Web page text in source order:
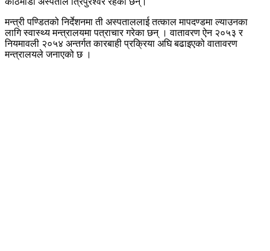
मन्त्री पण्डितको निर्देशनमा ती अस्पताललाई तत्काल मापदण्डमा ल्याउनका
लागि स्वास्थ्य मन्त्रालयमा पत्राचार गरेका छन् । वातावरण ऐन २०५३ र
नियमावली २०५४ अन्तर्गत कारबाही प्रक्रिया अघि बढाइएको वातावरण
मन्त्रालयले जनाएको छ ।